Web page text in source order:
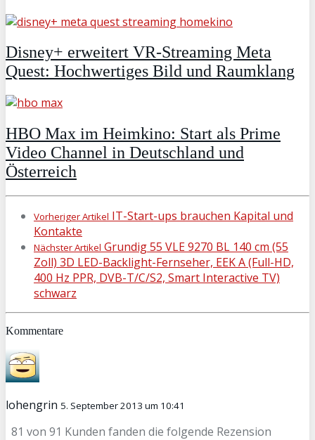
Disney+ erweitert VR‑Streaming Meta
Quest: Hochwertiges Bild und Raumklang
HBO Max im Heimkino: Start als Prime
Video Channel in Deutschland und
Österreich
Vorheriger Artikel IT-Start-ups brauchen Kapital und
Kontakte
Nächster Artikel Grundig 55 VLE 9270 BL 140 cm (55
Zoll) 3D LED-Backlight-Fernseher, EEK A (Full-HD,
400 Hz PPR, DVB-T/C/S2, Smart Interactive TV)
schwarz
Kommentare
lohengrin 5. September 2013 um 10:41
81 von 91 Kunden fanden die folgende Rezension